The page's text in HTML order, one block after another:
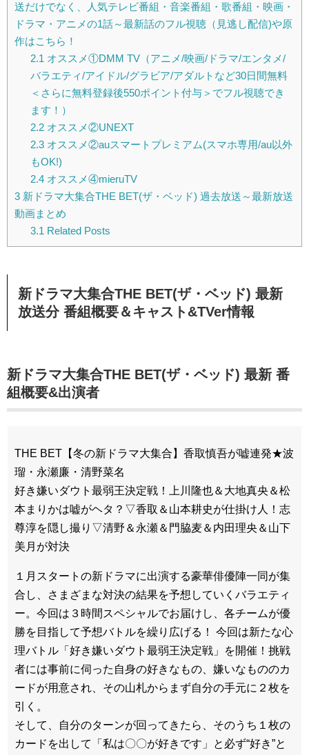
送だけでなく、人気テレビ番組・音楽番組・歌番組・映画・
ドラマ・アニメの1話～最新話のフル視聴（見逃し配信)や原
作はこちら！
2.1 オススメ①DMM TV（アニメ/映画/ドラマ/エンタメ/
バラエティ/アイドル/グラビア/アダルトなど30日間無料
＜さらに無料登録後550ポイント付与＞でフル視聴でき
ます！）
2.2オススメ②UNEXT
2.3オススメ②auスマートプレミアム(スマホ専用/au以外
もOK!)
2.4オススメ④mieruTV
3 新ドラマ大集合THE BET(ザ・ベッド) 過去放送～最新放送
動画まとめ
3.1 Related Posts
新ドラマ大集合THE BET(ザ・ベッド) 最新
放送分 番組概要＆キャスト&TVer情報
新ドラマ大集合THE BET(ザ・ベッド) 最新 番
組概要&出演者
THE BET【冬の新ドラマ大集合】香取慎吾が嘘連発★波
瑠・永瀬廉・清野菜名
好き嫌いダウト最弱王決定戦！上川隆也＆大地真央＆松
本まりかは嘘がヘタ？▽香取＆山本耕史が仕掛け人！志
尊淳を隠し撮り▽清野＆永瀬＆門脇麦＆内田理央＆山下
美月が対決
１月スタートの新ドラマに出演する豪華俳優陣一同が集
合し、さまざまな対決の結果を予想していくバラエティ
ー。今回は３時間スペシャルでお届けし、各チームが優
勝を目指して予想バトルを繰り広げる！ 今回は新たな心
理バトル「好き嫌いダウト最弱王決定戦」を開催！挑戦
者には事前に伺った自身の好きなもの、嫌いなもののカ
ードが用意され、その山札からまず自分の手元に２枚を
引く。
そして、自分のターンが回ってきたら、そのうち１枚の
カードを出して「私は〇〇が好きです」と必ず“好き”と